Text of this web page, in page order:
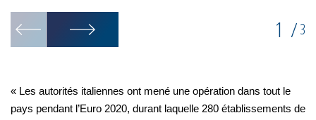
1 /3
« Les autorités italiennes ont mené une opération dans tout le
pays pendant l’Euro 2020, durant laquelle 280 établissements de